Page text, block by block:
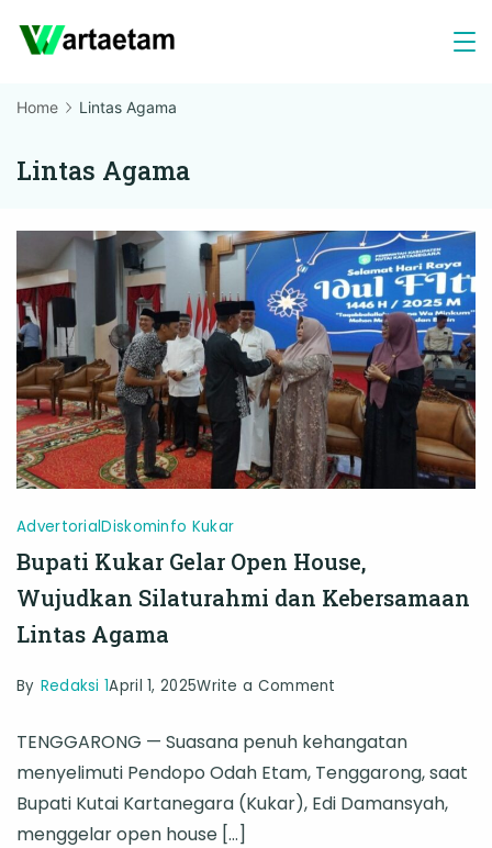
Home Lintas Agama
Lintas Agama
AdvertorialDiskominfo Kukar
Bupati Kukar Gelar Open House,
Wujudkan Silaturahmi dan Kebersamaan
Lintas Agama
By Redaksi 1April 1, 2025Write a Comment
Kukar
Gelar
Open
TENGGARONG — Suasana penuh kehangatan
menyelimuti Pendopo Odah Etam, Tenggarong, saat
Bupati Kutai Kartanegara (Kukar), Edi Damansyah,
menggelar open house […]